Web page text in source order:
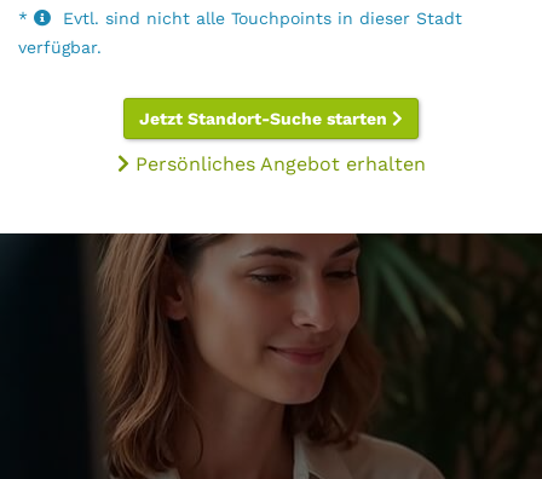
*
Evtl. sind nicht alle Touchpoints in dieser Stadt
verfügbar.
Jetzt Standort-Suche starten
Persönliches Angebot erhalten